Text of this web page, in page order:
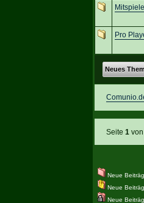
Pro
Neues
Seite 1 von
Neue
Neue
Neue